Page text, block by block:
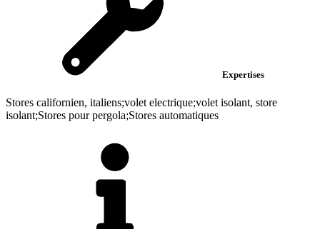
Expertises
Stores californien, italiens;volet electrique;volet isolant, store
isolant;Stores pour pergola;Stores automatiques